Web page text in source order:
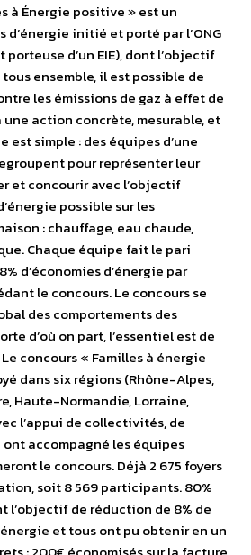
à Énergie positive » est un
d’énergie initié et porté par l’ONG
d’un EIE), dont l’objectif
ensemble, il est possible de
les émissions de gaz à effet de
action concrète, mesurable, et
simple : des équipes d’une
pour représenter leur
et concourir avec l’objectif
possible sur les
: chauffage, eau chaude,
Chaque équipe fait le pari
d’économies d’énergie par
le concours. Le concours se
des comportements des
d’où on part, l’essentiel est de
concours « Familles à énergie
dans six régions (Rhône-Alpes,
Haute-Normandie, Lorraine,
l’appui de collectivités, de
ont accompagné les équipes
le concours. Déjà 2 675 foyers
soit 8 569 participants. 80%
l’objectif de réduction de 8% de
et tous ont pu obtenir en un